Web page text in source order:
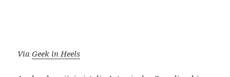
ViaGeek in Heels